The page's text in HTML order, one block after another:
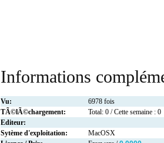
Informations
Vu:
6978 fois
TÃ©lÃ©chargement:
Total: 0 / Cette semaine : 0
Editeur:
Sytème d'exploitation:
MacOSX